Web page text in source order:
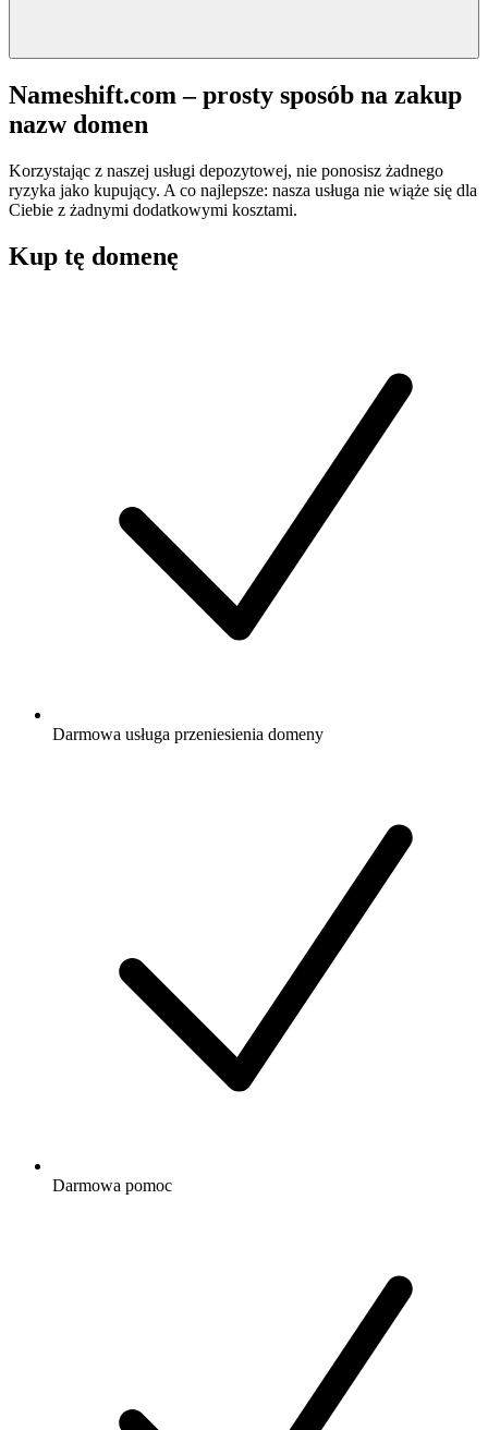
Nameshift.com – prosty sposób na zakup
nazw domen
Korzystając z naszej usługi depozytowej, nie ponosisz żadnego
ryzyka jako kupujący. A co najlepsze: nasza usługa nie wiąże się dla
Ciebie z żadnymi dodatkowymi kosztami.
Kup tę domenę
Darmowa usługa przeniesienia domeny
Darmowa pomoc